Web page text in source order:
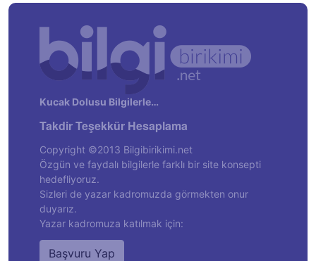
Kucak Dolusu Bilgilerle…
Takdir Teşekkür Hesaplama
Copyright ©2013 Bilgibirikimi.net
Özgün ve faydalı bilgilerle farklı bir site konsepti
hedefliyoruz.
Sizleri de yazar kadromuzda görmekten onur
duyarız.
Yazar kadromuza katılmak için:
Başvuru Yap